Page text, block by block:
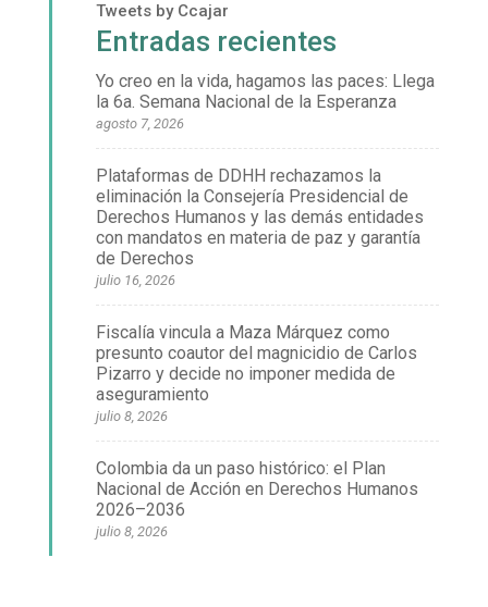
Tweets by Ccajar
Entradas recientes
Yo creo en la vida, hagamos las paces: Llega
la 6a. Semana Nacional de la Esperanza
agosto 7, 2026
Plataformas de DDHH rechazamos la
eliminación la Consejería Presidencial de
Derechos Humanos y las demás entidades
con mandatos en materia de paz y garantía
de Derechos
julio 16, 2026
Fiscalía vincula a Maza Márquez como
presunto coautor del magnicidio de Carlos
Pizarro y decide no imponer medida de
aseguramiento
julio 8, 2026
Colombia da un paso histórico: el Plan
Nacional de Acción en Derechos Humanos
2026–2036
julio 8, 2026